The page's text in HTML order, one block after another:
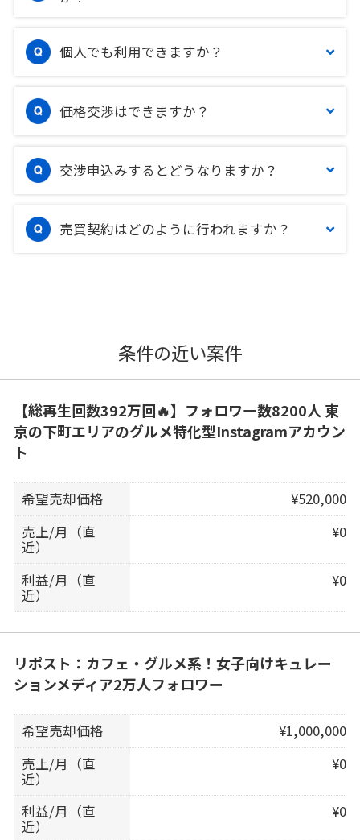
個人でも利用できますか？
価格交渉はできますか？
交渉申込みするとどうなりますか？
売買契約はどのように行われますか？
条件の近い案件
【総再生回数392万回🔥】フォロワー数8200人 東
京の下町エリアのグルメ特化型Instagramアカウン
ト
希望売却価格
¥520,000
売上/月（直
近）
¥0
利益/月（直
近）
¥0
リポスト：カフェ・グルメ系！女子向けキュレー
ションメディア2万人フォロワー
希望売却価格
¥1,000,000
売上/月（直
近）
¥0
利益/月（直
近）
¥0